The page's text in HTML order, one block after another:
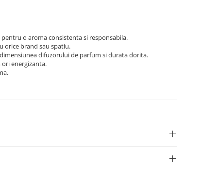
o aroma consistenta si responsabila.
orice brand sau spatiu.
difuzorului de parfum si durata dorita.
energizanta.